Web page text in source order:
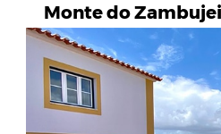
Monte do